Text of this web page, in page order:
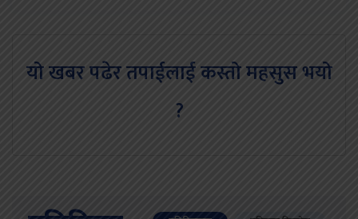
यो खबर पढेर तपाईलाई कस्तो महसुस भयो
?